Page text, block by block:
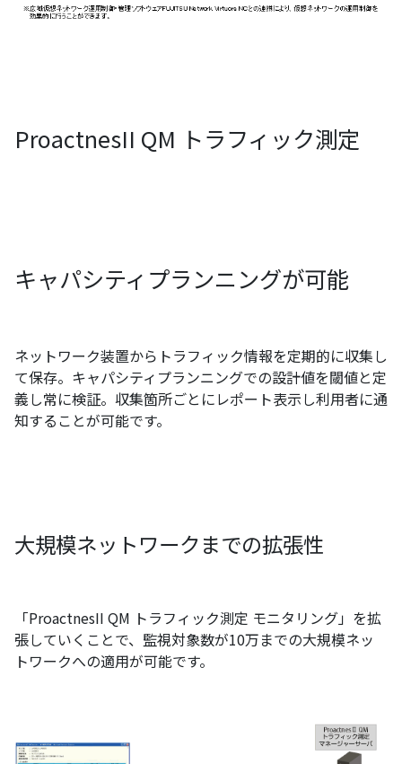
ProactnesII QM トラフィック測定
キャパシティプランニングが可能
ネットワーク装置からトラフィック情報を定期的に収集し
て保存。キャパシティプランニングでの設計値を閾値と定
義し常に検証。収集箇所ごとにレポート表示し利用者に通
知することが可能です。
大規模ネットワークまでの拡張性
「ProactnesII QM トラフィック測定 モニタリング」を拡
張していくことで、監視対象数が10万までの大規模ネッ
トワークへの適用が可能です。